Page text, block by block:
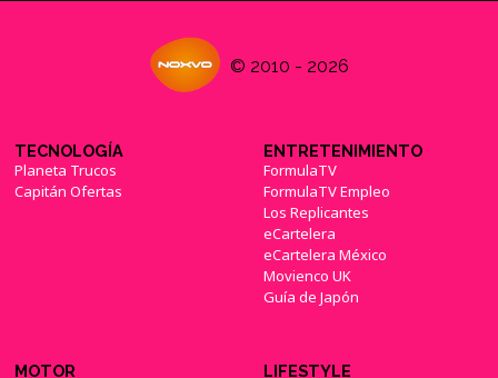
© 2010 - 2026
TECNOLOGÍA
Planeta Trucos
Capitán Ofertas
ENTRETENIMIENTO
FormulaTV
FormulaTV Empleo
Los Replicantes
eCartelera
eCartelera México
Movienco UK
Guía de Japón
MOTOR LIFESTYLE